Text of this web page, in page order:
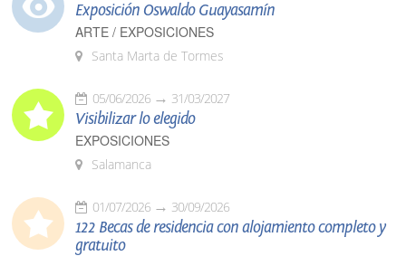
Exposición Oswaldo Guayasamín
ARTE / EXPOSICIONES
Santa Marta de Tormes
05/06/2026 31/03/2027
Visibilizar lo elegido
EXPOSICIONES
Salamanca
01/07/2026 30/09/2026
122 Becas de residencia con alojamiento completo y
gratuito